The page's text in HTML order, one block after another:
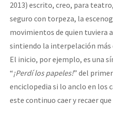
2013) escrito, creo, para
seguro con torpeza, la
movimientos de quien tuviera
sintiendo la interpelación más
El inicio, por ejemplo, es una
“¡Perdí los papeles!” del
enciclopedia si lo anclo en los
este continuo caer y recaer que